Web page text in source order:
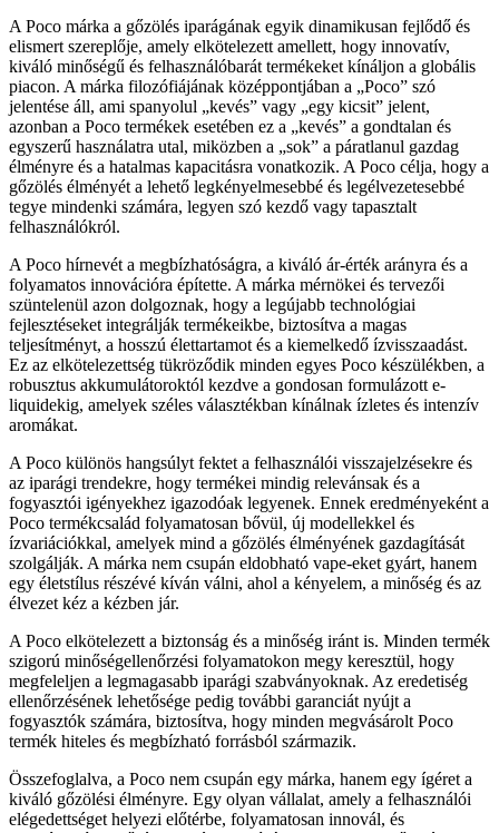
A Poco márka a gőzölés iparágának egyik dinamikusan fejlődő és
elismert szereplője, amely elkötelezett amellett, hogy innovatív,
kiváló minőségű és felhasználóbarát termékeket kínáljon a globális
piacon. A márka filozófiájának középpontjában a „Poco” szó
jelentése áll, ami spanyolul „kevés” vagy „egy kicsit” jelent,
azonban a Poco termékek esetében ez a „kevés” a gondtalan és
egyszerű használatra utal, miközben a „sok” a páratlanul gazdag
élményre és a hatalmas kapacitásra vonatkozik. A Poco célja, hogy a
gőzölés élményét a lehető legkényelmesebbé és legélvezetesebbé
tegye mindenki számára, legyen szó kezdő vagy tapasztalt
felhasználókról.
A Poco hírnevét a megbízhatóságra, a kiváló ár-érték arányra és a
folyamatos innovációra építette. A márka mérnökei és tervezői
szüntelenül azon dolgoznak, hogy a legújabb technológiai
fejlesztéseket integrálják termékeikbe, biztosítva a magas
teljesítményt, a hosszú élettartamot és a kiemelkedő ízvisszaadást.
Ez az elkötelezettség tükröződik minden egyes Poco készülékben, a
robusztus akkumulátoroktól kezdve a gondosan formulázott e-
liquidekig, amelyek széles választékban kínálnak ízletes és intenzív
aromákat.
A Poco különös hangsúlyt fektet a felhasználói visszajelzésekre és
az iparági trendekre, hogy termékei mindig relevánsak és a
fogyasztói igényekhez igazodóak legyenek. Ennek eredményeként a
Poco termékcsalád folyamatosan bővül, új modellekkel és
ízvariációkkal, amelyek mind a gőzölés élményének gazdagítását
szolgálják. A márka nem csupán eldobható vape-eket gyárt, hanem
egy életstílus részévé kíván válni, ahol a kényelem, a minőség és az
élvezet kéz a kézben jár.
A Poco elkötelezett a biztonság és a minőség iránt is. Minden termék
szigorú minőségellenőrzési folyamatokon megy keresztül, hogy
megfeleljen a legmagasabb iparági szabványoknak. Az eredetiség
ellenőrzésének lehetősége pedig további garanciát nyújt a
fogyasztók számára, biztosítva, hogy minden megvásárolt Poco
termék hiteles és megbízható forrásból származik.
Összefoglalva, a Poco nem csupán egy márka, hanem egy ígéret a
kiváló gőzölési élményre. Egy olyan vállalat, amely a felhasználói
elégedettséget helyezi előtérbe, folyamatosan innovál, és